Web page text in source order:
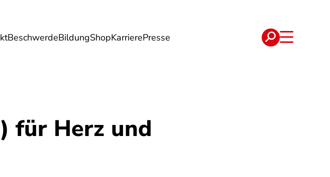
BeschwerdeBildungShopKarrierePresse
Energie Reise Verträge
für Herz und